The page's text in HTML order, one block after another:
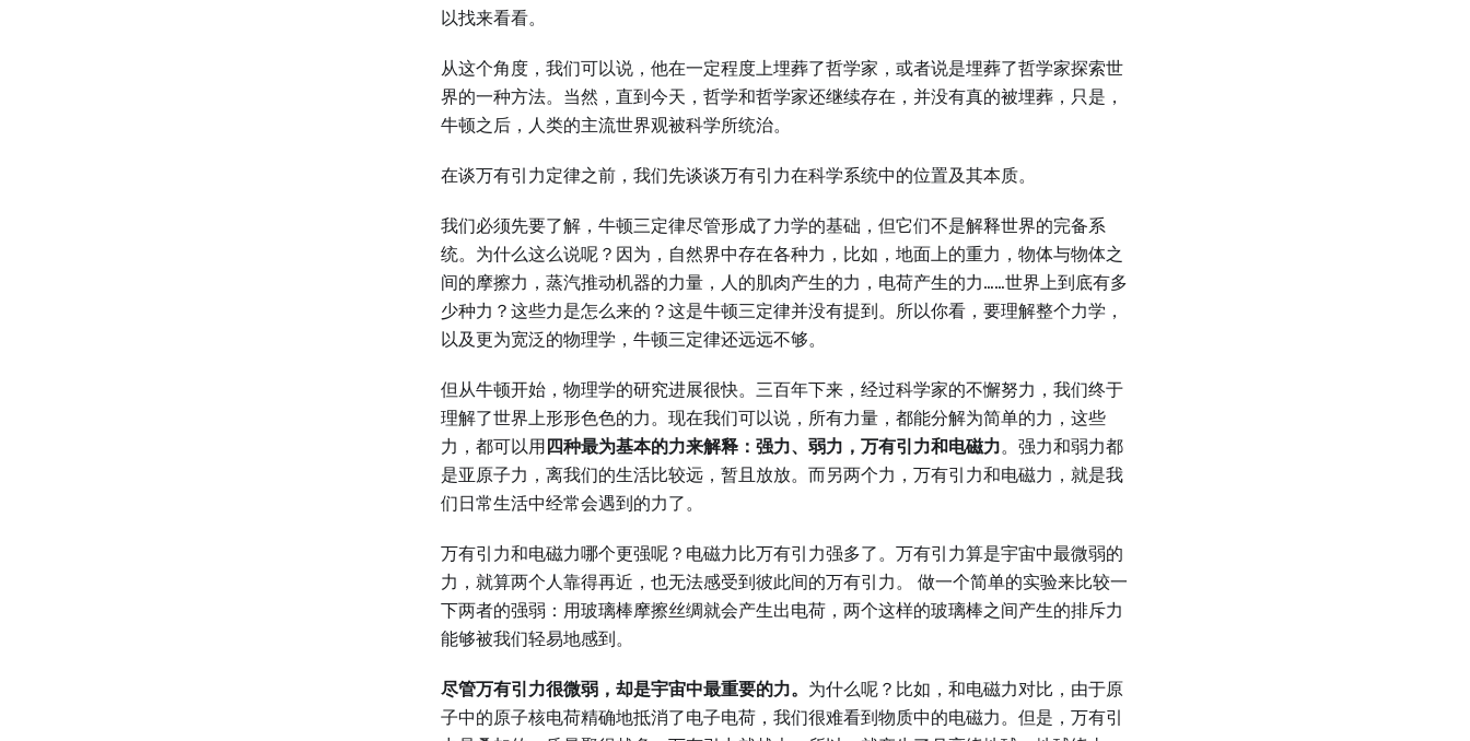
以找来看看。
从这个角度，我们可以说，他在一定程度上埋葬了哲学家，或者说是埋葬了哲学家探索世
界的一种方法。当然，直到今天，哲学和哲学家还继续存在，并没有真的被埋葬，只是，
牛顿之后，人类的主流世界观被科学所统治。
在谈万有引力定律之前，我们先谈谈万有引力在科学系统中的位置及其本质。
我们必须先要了解，牛顿三定律尽管形成了力学的基础，但它们不是解释世界的完备系
统。为什么这么说呢？因为，自然界中存在各种力，比如，地面上的重力，物体与物体之
间的摩擦力，蒸汽推动机器的力量，人的肌肉产生的力，电荷产生的力……世界上到底有多
少种力？这些力是怎么来的？这是牛顿三定律并没有提到。所以你看，要理解整个力学，
以及更为宽泛的物理学，牛顿三定律还远远不够。
但从牛顿开始，物理学的研究进展很快。三百年下来，经过科学家的不懈努力，我们终于
理解了世界上形形色色的力。现在我们可以说，所有力量，都能分解为简单的力，这些
力，都可以用四种最为基本的力来解释：强力、弱力，万有引力和电磁力。强力和弱力都
是亚原子力，离我们的生活比较远，暂且放放。而另两个力，万有引力和电磁力，就是我
们日常生活中经常会遇到的力了。
万有引力和电磁力哪个更强呢？电磁力比万有引力强多了。万有引力算是宇宙中最微弱的
力，就算两个人靠得再近，也无法感受到彼此间的万有引力。 做一个简单的实验来比较一
下两者的强弱：用玻璃棒摩擦丝绸就会产生出电荷，两个这样的玻璃棒之间产生的排斥力
能够被我们轻易地感到。
尽管万有引力很微弱，却是宇宙中最重要的力。 为什么呢？比如，和电磁力对比，由于原
子中的原子核电荷精确地抵消了电子电荷，我们很难看到物质中的电磁力。但是，万有引